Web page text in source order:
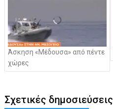
Άσκηση «Μέδουσα» από πέντε
χώρες
Σχετικές δημοσιεύσεις